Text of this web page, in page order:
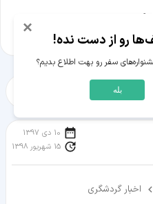
شهرگردی
10 دی 1397
15 شهریور 1398
اخبار گردشگری
×
رو از دست نده!
سفر رو بهت اطلاع بدیم؟
بله